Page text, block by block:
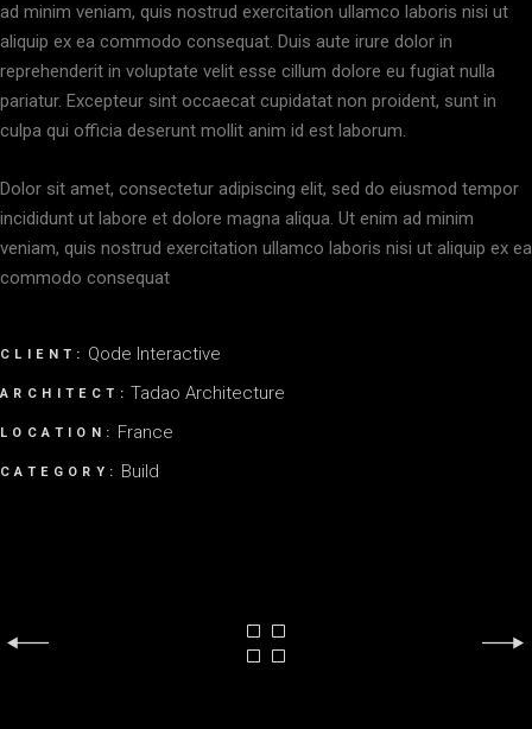
ad minim veniam, quis nostrud exercitation ullamco laboris nisi ut
aliquip ex ea commodo consequat. Duis aute irure dolor in
reprehenderit in voluptate velit esse cillum dolore eu fugiat nulla
pariatur. Excepteur sint occaecat cupidatat non proident, sunt in
culpa qui officia deserunt mollit anim id est laborum.
Dolor sit amet, consectetur adipiscing elit, sed do eiusmod tempor
incididunt ut labore et dolore magna aliqua. Ut enim ad minim
veniam, quis nostrud exercitation ullamco laboris nisi ut aliquip ex ea
commodo consequat
CLIENT: Qode Interactive
ARCHITECT: Tadao Architecture
LOCATION: France
CATEGORY: Build